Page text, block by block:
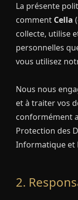
La présente
comment Cella
collecte, utilise
personnelles
vous utilisez
Nous nous
et à traiter vos
conformément
Protection des
Informatique et
2.